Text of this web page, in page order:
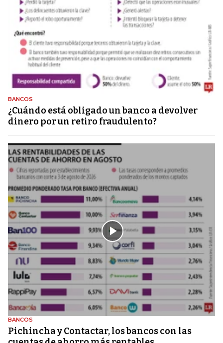
BANCOS
¿Cuándo está obligado un banco a devolver
dinero por un retiro fraudulento?
BANCOS
Pichincha y Contactar, los bancos con las